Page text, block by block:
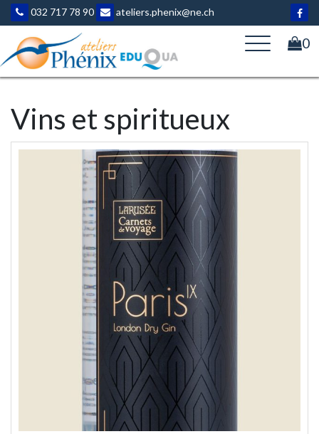
Aller
contenu
032 717 78 90 ateliers.phenix@ne.ch
0
Vins et spiritueux